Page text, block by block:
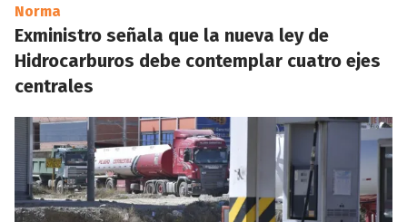
Norma
Exministro señala que la nueva ley de
Hidrocarburos debe contemplar cuatro ejes
centrales